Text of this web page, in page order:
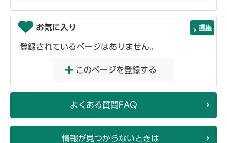
お気に入り 編集
登録されているページはありません。
このページを登録する
よくある質問FAQ
情報が見つからないときは